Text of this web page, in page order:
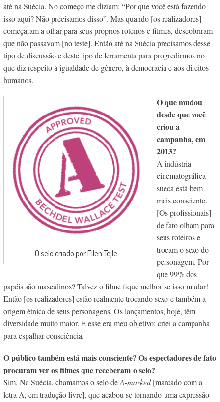
até na Suécia. No começo me diziam: “Por que você está fazendo
isso aqui? Não precisamos disso”. Mas quando [os realizadores]
começaram a olhar para seus próprios roteiros e filmes, descobriram
que não passavam [no teste]. Então até na Suécia precisamos desse
tipo de discussão e deste tipo de ferramenta para progredirmos no
que diz respeito à igualdade de gênero, à democracia e aos direitos
humanos.
O selo criado por Ellen Tejle
O que mudou
desde que você
criou a
campanha, em
2013?
A indústria
cinematográfica
sueca está bem
mais consciente.
[Os profissionais]
de fato olham para
seus roteiros e
trocam o sexo do
personagem. Por
que 99% dos
papéis são masculinos? Talvez o filme fique melhor se isso mudar!
Então [os realizadores] estão realmente trocando sexo e também a
origem étnica de seus personagens. Os lançamentos, hoje, têm
diversidade muito maior. E esse era meu objetivo: criei a campanha
para espalhar consciência.
O público também está mais consciente? Os espectadores de fato
procuram ver os filmes que receberam o selo?
Sim. Na Suécia, chamamos o selo deA-marked[marcado com a
letra A, em tradução livre], que acabou se tornando uma expressão